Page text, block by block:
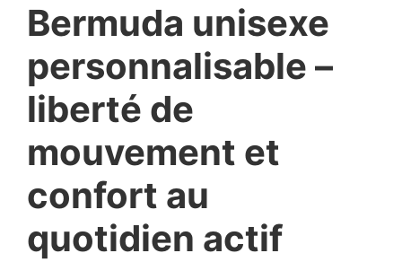
Bermuda unisexe
personnalisable –
liberté de
mouvement et
confort au
quotidien actif